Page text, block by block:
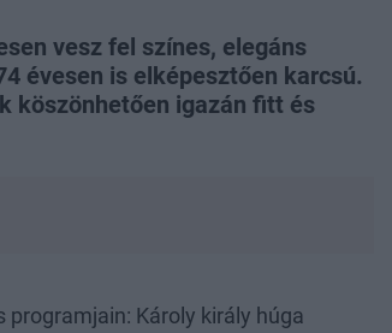
vesz fel színes, elegáns
évesen is elképesztően karcsú.
köszönhetően igazán fitt és
programjain: Károly király húga